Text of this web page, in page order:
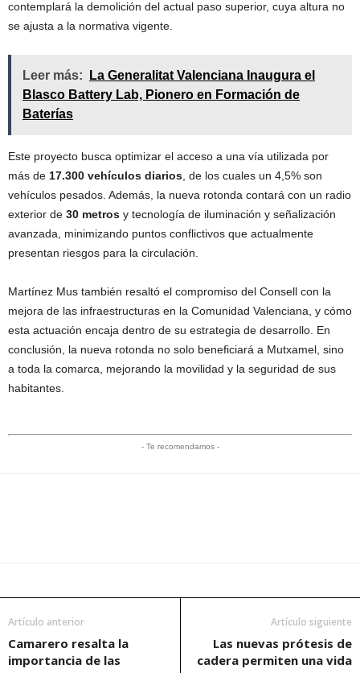
contemplará la demolición del actual paso superior, cuya altura no
se ajusta a la normativa vigente.
Leer más:
La Generalitat Valenciana Inaugura el
Blasco Battery Lab, Pionero en Formación de
Baterías
Este proyecto busca optimizar el acceso a una vía utilizada por
más de 17.300 vehículos diarios , de los cuales un 4,5% son
vehículos pesados. Además, la nueva rotonda contará con un radio
exterior de 30 metros y tecnología de iluminación y señalización
avanzada, minimizando puntos conflictivos que actualmente
presentan riesgos para la circulación.
Martínez Mus también resaltó el compromiso del Consell con la
mejora de las infraestructuras en la Comunidad Valenciana, y cómo
esta actuación encaja dentro de su estrategia de desarrollo. En
conclusión, la nueva rotonda no solo beneficiará a Mutxamel, sino
a toda la comarca, mejorando la movilidad y la seguridad de sus
habitantes.
- Te recomendamos -
Artículo anterior
Camarero resalta la
importancia de las
Artículo siguiente
Las nuevas prótesis de
cadera permiten una vida